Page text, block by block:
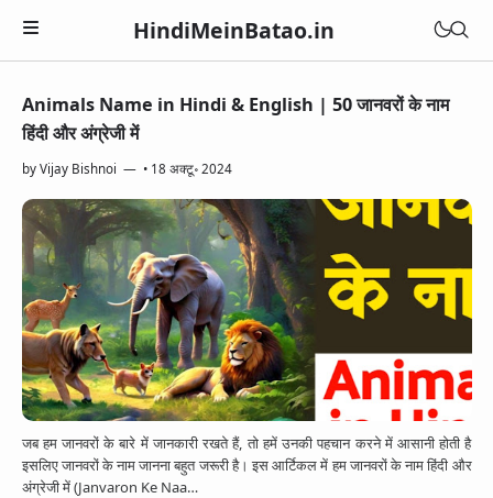
HindiMeinBatao.in
Artificial Intelligence
Computer
Blogger
Blogging
Chatbot
Google Assistant
Jio Phone
BSNL
Health
Women Health
Periods
Pregnancy
Medical Courses
Lifestyle
Daily Life Tips
Business
Online Earning
Online Business
Finance
Betting Apps
Education
Courses
Exams
General Knowledge
Bhakti
Social Media
YouTube
WhatsApp
Instagram
Animals Name in Hindi & English | 50 जानवरों के नाम
हिंदी और अंग्रेजी में
byVijay Bishnoi • 18 अक्टू॰ 2024
जब हम जानवरों के बारे में जानकारी रखते हैं, तो हमें उनकी पहचान करने में आसानी होती है
इसलिए जानवरों के नाम जानना बहुत जरूरी है। इस आर्टिकल में हम जानवरों के नाम हिंदी और
अंग्रेजी में (Janvaron Ke Naa…